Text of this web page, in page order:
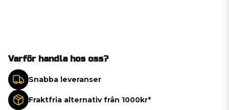
Varför handla hos oss?
Snabba leveranser
Fraktfria alternativ från 1000kr*